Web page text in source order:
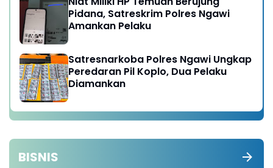
Pidana, Satreskrim Polres Ngawi
Amankan Pelaku
Satresnarkoba Polres Ngawi Ungkap
Peredaran Pil Koplo, Dua Pelaku
Diamankan
BISNIS